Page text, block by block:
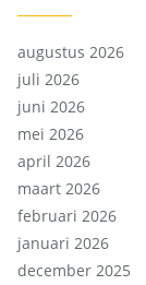
augustus 2026
juli 2026
juni 2026
mei 2026
april 2026
maart 2026
februari 2026
januari 2026
december 2025